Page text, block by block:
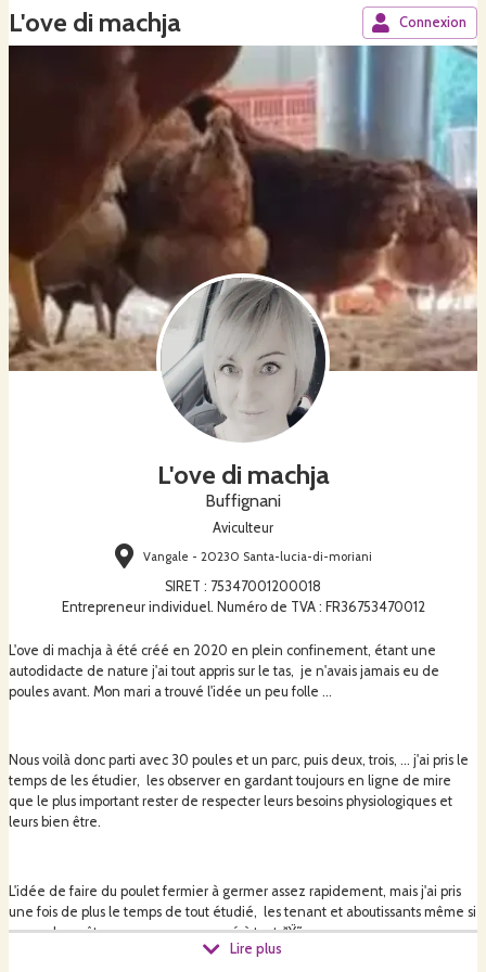
L'ove di machja Connexion
L'ove di machja
Buffignani
Aviculteur
Vangale - 20230 Santa-lucia-di-moriani
SIRET : 75347001200018
Entrepreneur individuel. Numéro de TVA : FR36753470012
L'ove di machja à été créé en 2020 en plein confinement, étant une
autodidacte de nature j'ai tout appris sur le tas, je n'avais jamais eu de
poules avant. Mon mari a trouvé l'idée un peu folle ...
Nous voilà donc parti avec 30 poules et un parc, puis deux, trois, ... j'ai pris le
temps de les étudier, les observer en gardant toujours en ligne de mire
que le plus important rester de respecter leurs besoins physiologiques et
leurs bien être.
L'idée de faire du poulet fermier à germer assez rapidement, mais j'ai pris
une fois de plus le temps de tout étudié, les tenant et aboutissants même si
soyons honnête on ne peu pas pensé à tout ðŸ˜….
Lire plus